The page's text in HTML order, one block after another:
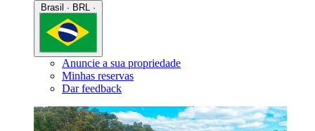
Anuncie a sua propriedade
Minhas reservas
Dar feedback